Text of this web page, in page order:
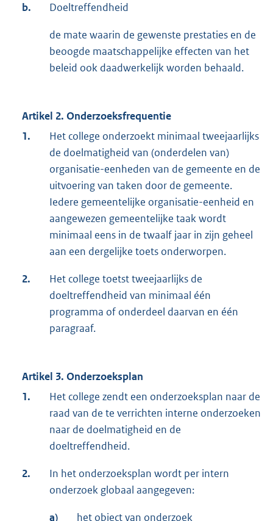
b. Doeltreffendheid
de mate waarin de gewenste prestaties en de
beoogde maatschappelijke effecten van het
beleid ook daadwerkelijk worden behaald.
Artikel 2. Onderzoeksfrequentie
1.
Het college onderzoekt minimaal tweejaarlijks
de doelmatigheid van (onderdelen van)
organisatie-eenheden van de gemeente en de
uitvoering van taken door de gemeente.
Iedere gemeentelijke organisatie-eenheid en
aangewezen gemeentelijke taak wordt
minimaal eens in de twaalf jaar in zijn geheel
aan een dergelijke toets onderworpen.
2.
Het college toetst tweejaarlijks de
doeltreffendheid van minimaal één
programma of onderdeel daarvan en één
paragraaf.
Artikel 3. Onderzoeksplan
1.
Het college zendt een onderzoeksplan naar de
raad van de te verrichten interne onderzoeken
naar de doelmatigheid en de
doeltreffendheid.
2.
In het onderzoeksplan wordt per intern
onderzoek globaal aangegeven:
a) het object van onderzoek